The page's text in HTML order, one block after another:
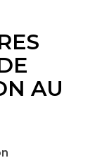
AU